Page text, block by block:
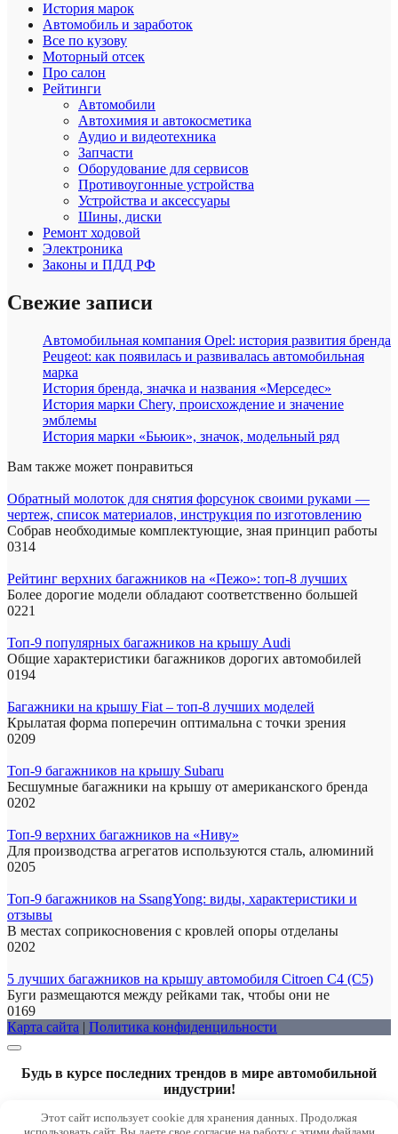
История марок
Автомобиль и заработок
Все по кузову
Моторный отсек
Про салон
Рейтинги
Автомобили
Автохимия и автокосметика
Аудио и видеотехника
Запчасти
Оборудование для сервисов
Противоугонные устройства
Устройства и аксессуары
Шины, диски
Ремонт ходовой
Электроника
Законы и ПДД РФ
Свежие записи
Автомобильная компания Opel: история развития бренда
Peugeot: как появилась и развивалась автомобильная
марка
История бренда, значка и названия «Мерседес»
История марки Chery, происхождение и значение
эмблемы
История марки «Бьюик», значок, модельный ряд
Вам также может понравиться
Обратный молоток для снятия форсунок своими руками —
чертеж, список материалов, инструкция по изготовлению
Собрав необходимые комплектующие, зная принцип работы
0314
Рейтинг верхних багажников на «Пежо»: топ-8 лучших
Более дорогие модели обладают соответственно большей
0221
Топ-9 популярных багажников на крышу Audi
Общие характеристики багажников дорогих автомобилей
0194
Багажники на крышу Fiat – топ-8 лучших моделей
Крылатая форма поперечин оптимальна с точки зрения
0209
Топ-9 багажников на крышу Subaru
Бесшумные багажники на крышу от американского бренда
0202
Топ-9 верхних багажников на «Ниву»
Для производства агрегатов используются сталь, алюминий
0205
Топ-9 багажников на SsangYong: виды, характеристики и
отзывы
В местах соприкосновения с кровлей опоры отделаны
0202
5 лучших багажников на крышу автомобиля Citroen C4 (C5)
Буги размещаются между рейками так, чтобы они не
0169
Карта сайта | Политика конфиденцильности
Будь в курсе последних трендов в мире автомобильной
индустрии!
Этот сайт использует cookie для хранения данных. Продолжая